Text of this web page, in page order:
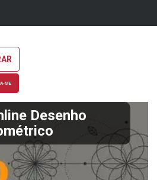
SE
Desenho